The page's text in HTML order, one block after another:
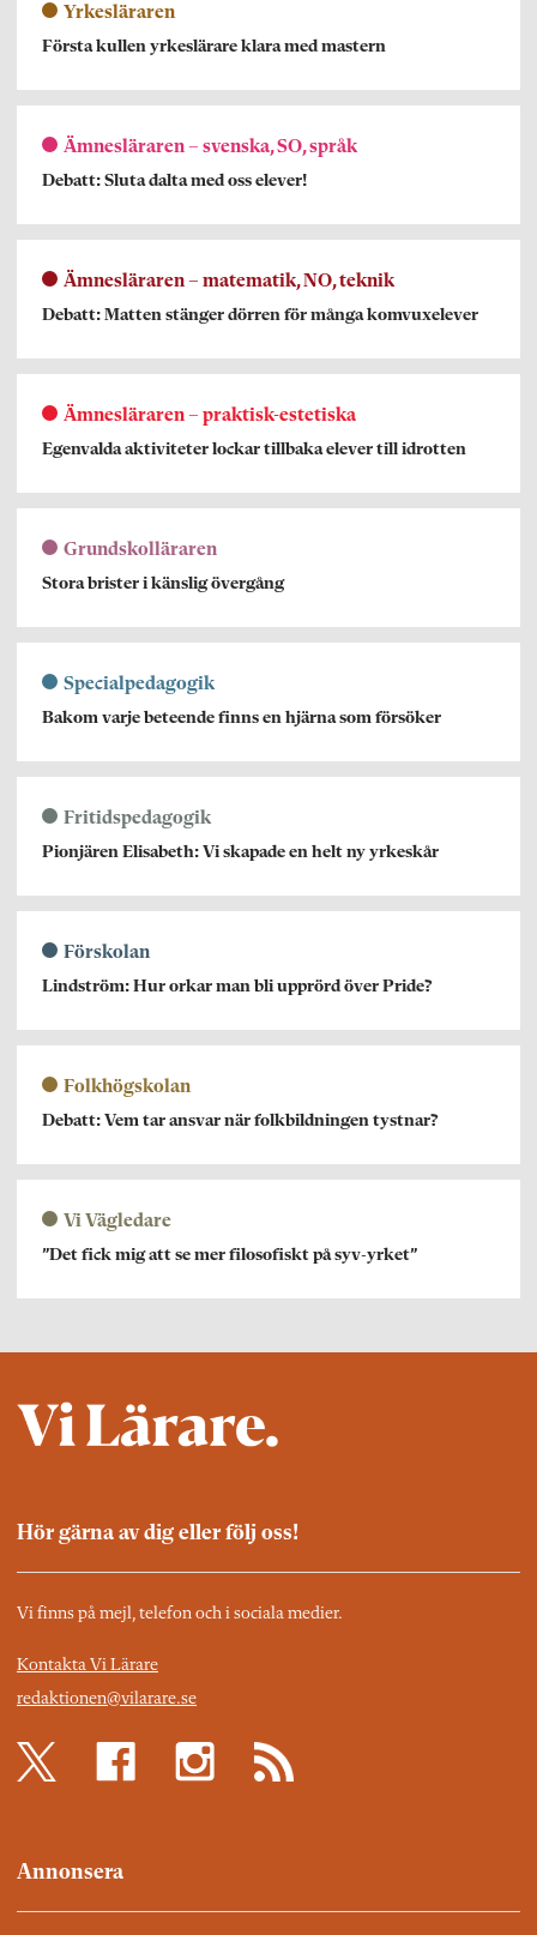
Yrkesläraren
Första kullen yrkeslärare klara med mastern
Ämnesläraren – svenska, SO, språk
Debatt: Sluta dalta med oss elever!
Ämnesläraren – matematik, NO, teknik
Debatt: Matten stänger dörren för många komvuxelever
Ämnesläraren – praktisk-estetiska
Egenvalda aktiviteter lockar tillbaka elever till idrotten
Grundskolläraren
Stora brister i känslig övergång
Specialpedagogik
Bakom varje beteende finns en hjärna som försöker
Fritidspedagogik
Pionjären Elisabeth: Vi skapade en helt ny yrkeskår
Förskolan
Lindström: Hur orkar man bli upprörd över Pride?
Folkhögskolan
Debatt: Vem tar ansvar när folkbildningen tystnar?
Vi Vägledare
”Det fick mig att se mer filosofiskt på syv-yrket”
Hör gärna av dig eller följ oss!
Vi finns på mejl, telefon och i sociala medier.
Kontakta Vi Lärare
redaktionen@vilarare.se
Annonsera